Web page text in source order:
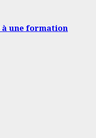
à une formation